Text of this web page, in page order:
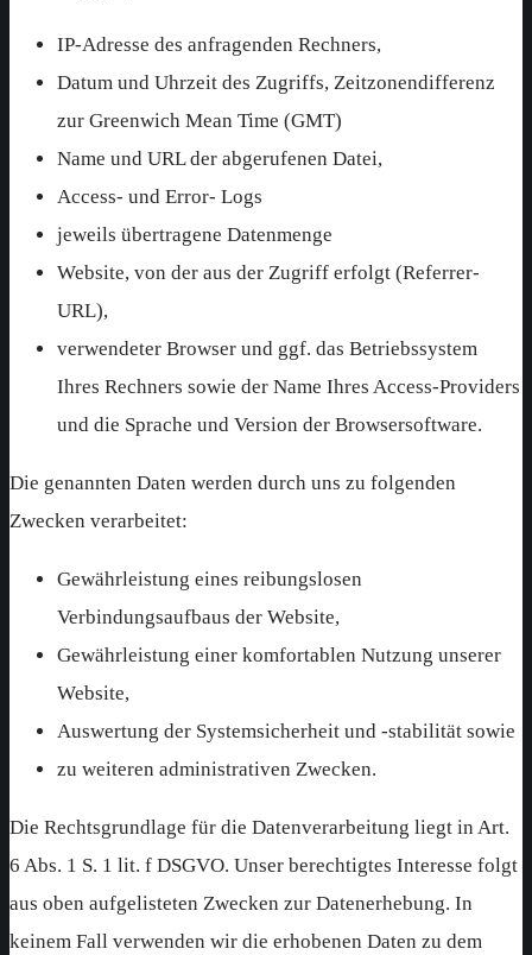
IP-Adresse des anfragenden Rechners,
Datum und Uhrzeit des Zugriffs, Zeitzonendifferenz
zur Greenwich Mean Time (GMT)
Name und URL der abgerufenen Datei,
Access- und Error- Logs
jeweils übertragene Datenmenge
Website, von der aus der Zugriff erfolgt (Referrer-
URL),
verwendeter Browser und ggf. das Betriebssystem
Ihres Rechners sowie der Name Ihres Access-Providers
und die Sprache und Version der Browsersoftware.
Die genannten Daten werden durch uns zu folgenden
Zwecken verarbeitet:
Gewährleistung eines reibungslosen
Verbindungsaufbaus der Website,
Gewährleistung einer komfortablen Nutzung unserer
Website,
Auswertung der Systemsicherheit und -stabilität sowie
zu weiteren administrativen Zwecken.
Die Rechtsgrundlage für die Datenverarbeitung liegt in Art.
6 Abs. 1 S. 1 lit. f DSGVO. Unser berechtigtes Interesse folgt
aus oben aufgelisteten Zwecken zur Datenerhebung. In
keinem Fall verwenden wir die erhobenen Daten zu dem